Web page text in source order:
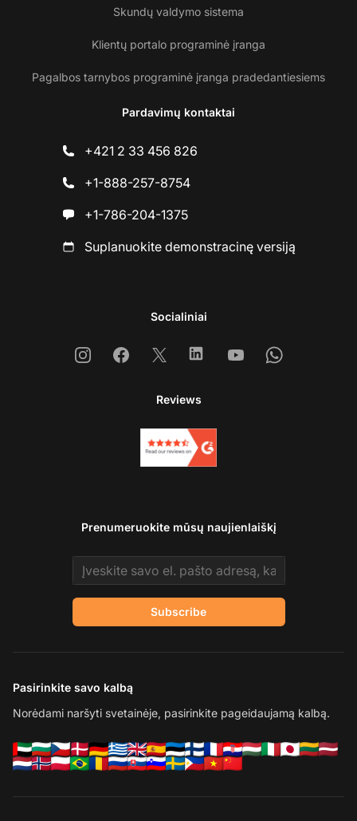
Skundų valdymo sistema
Klientų portalo programinė įranga
Pagalbos tarnybos programinė įranga pradedantiesiems
Pardavimų kontaktai
+421 2 33 456 826
+1-888-257-8754
+1-786-204-1375
Suplanuokite demonstracinę versiją
Socialiniai
InstagramFacebook
X LinkedinYoutubeWhatsapp
Reviews
Prenumeruokite mūsų naujienlaiškį
Email address
Subscribe
Pasirinkite savo kalbą
Norėdami naršyti svetainėje, pasirinkite pageidaujamą kalbą.